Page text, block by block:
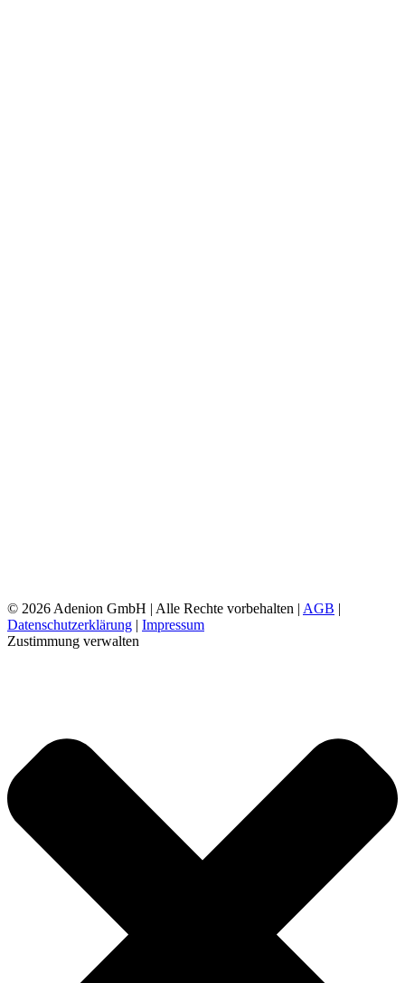
© 2026 Adenion GmbH | Alle Rechte vorbehalten | AGB
Datenschutzerklärung
Impressum
Zustimmung verwalten